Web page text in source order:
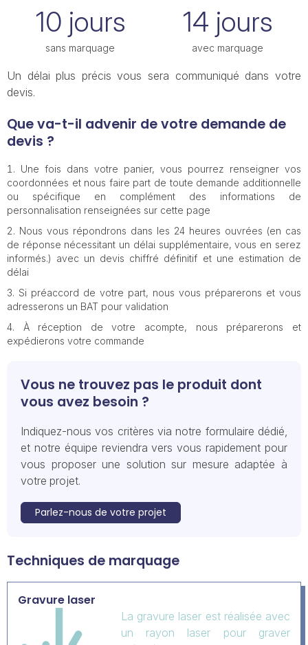
10 jours
sans marquage
14 jours
avec marquage
Un délai plus précis vous sera communiqué dans votre
devis.
Que va-t-il advenir de votre demande de
devis ?
Une fois dans votre panier, vous pourrez renseigner vos
coordonnées et nous faire part de toute demande additionnelle
ou spécifique en complément des informations de
personnalisation renseignées sur cette page
Nous vous répondrons dans les 24 heures ouvrées (en cas
de réponse nécessitant un délai supplémentaire, vous en serez
informés.) avec un devis chiffré définitif et une estimation de
délai
Si préaccord de votre part, nous vous préparerons et vous
adresserons un BAT pour validation
À réception de votre acompte, nous préparerons et
expédierons votre commande
Vous ne trouvez pas le produit dont
vous avez besoin ?
Indiquez-nous vos critères via notre formulaire dédié,
et notre équipe reviendra vers vous rapidement pour
vous proposer une solution sur mesure adaptée à
votre projet.
Parlez-nous de votre projet
Techniques de marquage
Gravure laser
La gravure laser est réalisée avec
un rayon laser pour graver